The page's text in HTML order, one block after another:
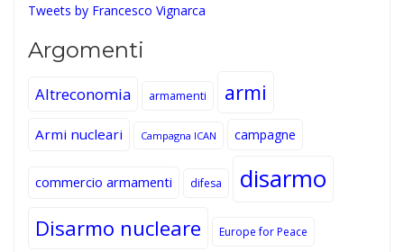
Tweets by Francesco Vignarca
Argomenti
Altreconomia armamenti armi
Armi nucleari Campagna ICAN campagne
commercio armamenti difesa disarmo
Disarmo nucleare Europe for Peace